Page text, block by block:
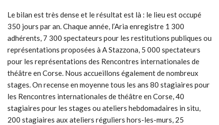
Le bilan est très dense et le résultat est là : le lieu est occupé
350 jours par an. Chaque année, l’Aria enregistre 1 300
adhérents, 7 300 spectateurs pour les restitutions publiques ou
représentations proposées à A Stazzona, 5 000 spectateurs
pour les représentations des Rencontres internationales de
théâtre en Corse. Nous accueillons également de nombreux
stages. On recense en moyenne tous les ans 80 stagiaires pour
les Rencontres internationales de théâtre en Corse, 40
stagiaires pour les stages ou ateliers hebdomadaires in situ,
200 stagiaires aux ateliers réguliers hors-les-murs, 25